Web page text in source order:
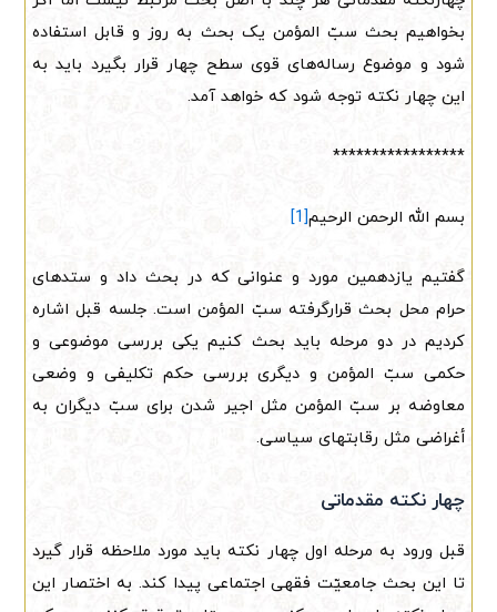
بخواهیم بحث سبّ المؤمن یک بحث به روز و قابل استفاده
شود و موضوع رساله‌‌های قوی سطح چهار قرار بگیرد باید به
این چهار نکته توجه شود که خواهد آمد.
*****************
بسم الله الرحمن الرحیم[1]
گفتیم یازدهمین مورد و عنوانی که در بحث داد و ستدهای
حرام محل بحث قرارگرفته سبّ المؤمن است. جلسه قبل اشاره
کردیم در دو مرحله باید بحث کنیم یکی بررسی موضوعی و
حکمی سبّ المؤمن و دیگری بررسی حکم تکلیفی و وضعی
معاوضه بر سبّ المؤمن مثل اجیر شدن برای سبّ دیگران به
أغراضی مثل رقابتهای سیاسی.
چهار نکته مقدماتی
قبل ورود به مرحله اول چهار نکته باید مورد ملاحظه قرار گیرد
تا این بحث جامعیّت فقهی اجتماعی پیدا کند. به اختصار این